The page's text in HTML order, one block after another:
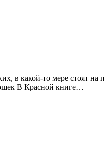
в какой-то мере стоят на
В Красной книге…